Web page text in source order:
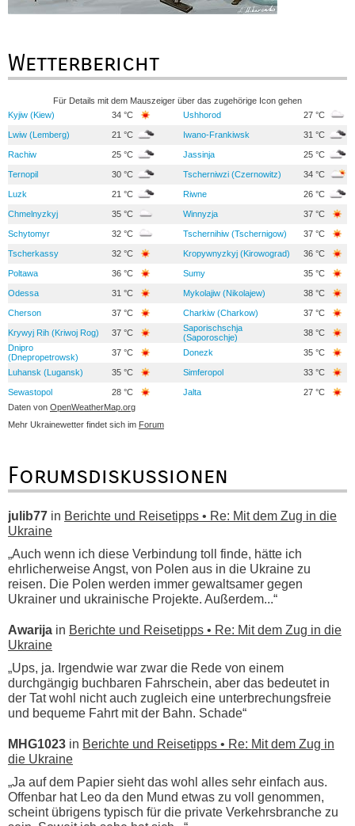
Wetterbericht
Für Details mit dem Mauszeiger über das zugehörige Icon gehen
Kyjiw (Kiew)
34 °C Ushhorod 27 °C
Lwiw (Lemberg) 21 °C Iwano-Frankiwsk 31 °C
Rachiw 25 °C Jassinja 25 °C
Ternopil 30 °C Tscherniwzi (Czernowitz) 34 °C
Luzk 21 °C Riwne 26 °C
Chmelnyzkyj 35 °C Winnyzja 37 °C
Schytomyr 32 °C Tschernihiw (Tschernigow) 37 °C
Tscherkassy 32 °C Kropywnyzkyj (Kirowograd) 36 °C
Poltawa 36 °C Sumy 35 °C
Odessa 31 °C Mykolajiw (Nikolajew) 38 °C
Cherson 37 °C Charkiw (Charkow) 37 °C
Krywyj Rih (Kriwoj Rog) 37 °C
Saporischschja
(Saporoschje)
38 °C
Dnipro
(Dnepropetrowsk)
37 °C Donezk 35 °C
Luhansk (Lugansk) 35 °C Simferopol 33 °C
Sewastopol 28 °C Jalta
27 °C
Daten von OpenWeatherMap.org
Mehr Ukrainewetter findet sich im Forum
Forumsdiskussionen
julib77 in Berichte und Reisetipps • Re: Mit dem Zug in die
Ukraine
„Auch wenn ich diese Verbindung toll finde, hätte ich
ehrlicherweise Angst, von Polen aus in die Ukraine zu
reisen. Die Polen werden immer gewaltsamer gegen
Ukrainer und ukrainische Projekte. Außerdem...“
Awarija in Berichte und Reisetipps • Re: Mit dem Zug in die
Ukraine
„Ups, ja. Irgendwie war zwar die Rede von einem
durchgängig buchbaren Fahrschein, aber das bedeutet in
der Tat wohl nicht auch zugleich eine unterbrechungsfreie
und bequeme Fahrt mit der Bahn. Schade“
MHG1023 in Berichte und Reisetipps • Re: Mit dem Zug in
die Ukraine
„Ja auf dem Papier sieht das wohl alles sehr einfach aus.
Offenbar hat Leo da den Mund etwas zu voll genommen,
scheint übrigens typisch für die private Verkehrsbranche zu